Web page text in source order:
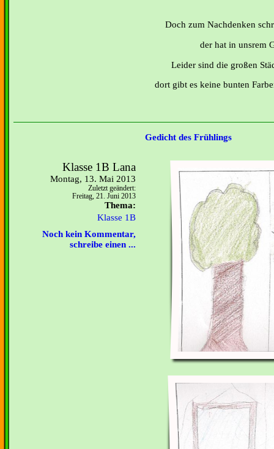
Doch zum Nachdenken
der hat in unsrem
Leider sind die großen
dort gibt es keine bunten
Gedicht des Frühlings
Klasse 1B Lana
Montag, 13. Mai 2013
Zuletzt geändert:
Freitag, 21. Juni 2013
Thema:
Klasse 1B
Noch kein Kommentar,
schreibe einen ...